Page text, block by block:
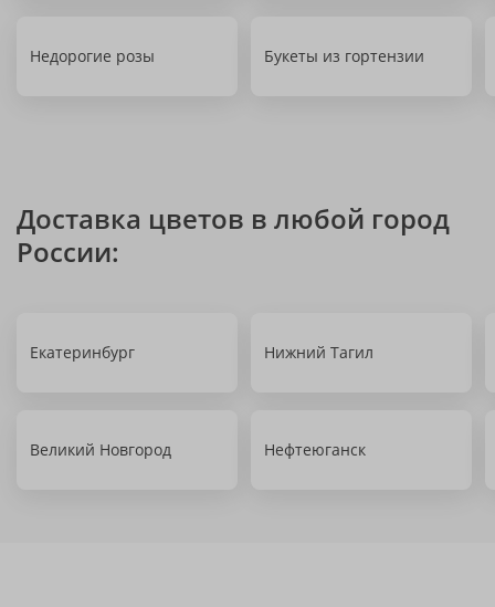
Недорогие розы Букеты из гортензии
Доставка цветов в любой город
России:
Екатеринбург Нижний Тагил
Великий Новгород Нефтеюганск